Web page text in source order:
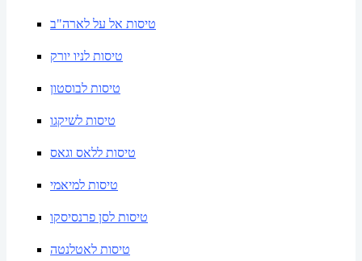
טיסות אל על לארה"ב
טיסות לניו יורק
טיסות לבוסטון
טיסות לשיקגו
טיסות ללאס וגאס
טיסות למיאמי
טיסות לסן פרנסיסקו
טיסות לאטלנטה